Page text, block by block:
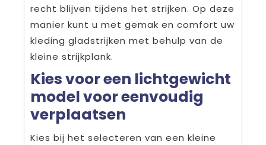
recht blijven tijdens het strijken. Op deze
manier kunt u met gemak en comfort uw
kleding gladstrijken met behulp van de
kleine strijkplank.
Kies voor een lichtgewicht
model voor eenvoudig
verplaatsen
Kies bij het selecteren van een kleine